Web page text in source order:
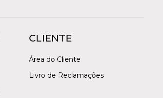
CLIENTE
Área do Cliente
Livro de Reclamações